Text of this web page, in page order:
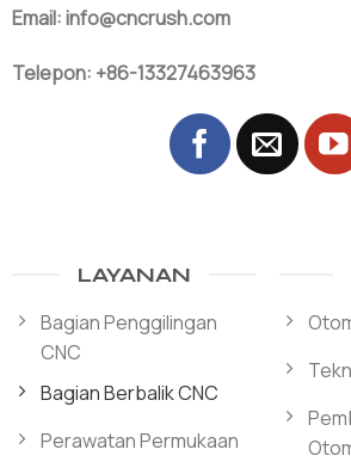
Email: info@cncrush.com
Telepon: +86-13327463963
LAYANAN
Bagian Penggilingan
CNC
Bagian Berbalik CNC
Perawatan Permukaan